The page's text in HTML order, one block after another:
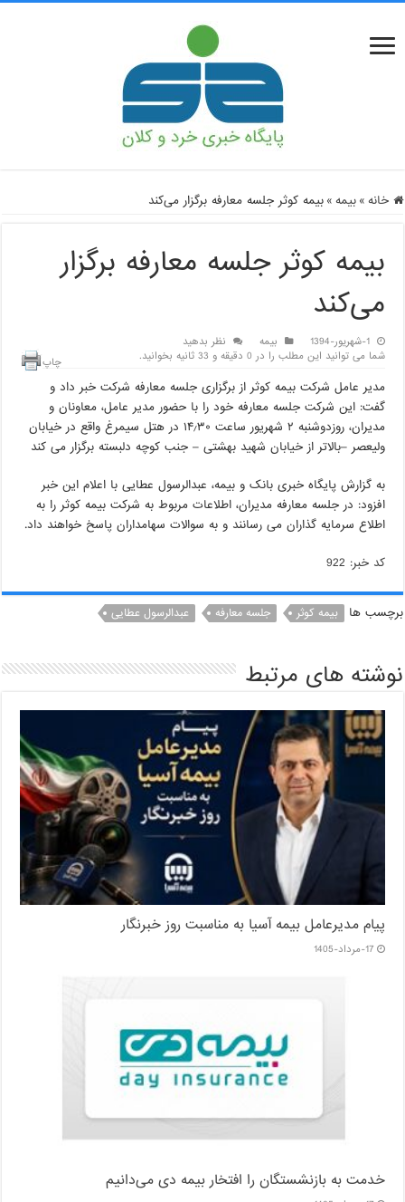
خانه » بیمه » بیمه کوثر جلسه معارفه برگزار می‌کند
بیمه کوثر جلسه معارفه برگزار
می‌کند
1-شهریور-1394 بیمه
نظر بدهید
شما می توانید این مطلب را در 0 دقیقه و 33 ثانیه بخوانید.
چاپ
مدیر عامل شرکت بیمه کوثر از برگزاری جلسه معارفه شرکت خبر داد و
گفت: این شرکت جلسه معارفه خود را با حضور مدیر عامل، معاونان و
مدیران، روزدوشنبه ۲ شهریور ساعت ۱۴٫۳۰ در هتل سیمرغ واقع در خیابان
ولیعصر –بالاتر از خیابان شهید بهشتی – جنب کوچه دلبسته برگزار می کند
به گزارش پایگاه خبری بانک و بیمه، عبدالرسول عطایی با اعلام این خبر
افزود: در جلسه معارفه مدیران، اطلاعات مربوط به شرکت بیمه کوثر را به
اطلاع سرمایه گذاران می رسانند و به سوالات سهامداران پاسخ خواهند داد.
کد خبر: 922
برچسب ها بیمه کوثر جلسه معارفه عبدالرسول عطایی
نوشته های مرتبط
پیام مدیرعامل بیمه آسیا به مناسبت روز خبرنگار
17-مرداد-1405
خدمت به بازنشستگان‌ را افتخار بیمه دی می‌دانیم